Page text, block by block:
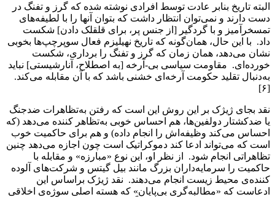
البته تاریخ بنابر عادت توسط افرادی نوشته شده که گرز و تفنگ در
دست دارند و نمی‌توان انتظار داشت که بتوان آنها را با لطیفه‌های
تمسخرآمیز و با گردگیر [از جنس پر، برای قلقلک دادن] شکست
داد. با این حال، همان‌گونه که تاریخ نهیلیزم فعال سوپرچپ‌ها بخوبی
نشان می‌دهد، همان زمان که گرز و تفنگ را برداری، شکست
خورده‌ای. مقاومت سیاسی بی-آرخه [به اصطلاح، آنارشیستی] نباید
به‌دنبال تقلید حکومت آرخه‌ای خشنی باشد که با آن مقابله می‌کند.
[۶]
نقد بجای ژیژک بر این روش این است که رفتن به‌تظاهرات ضدجنگ
یا ضدکشتار دولفین‌ها، هم احساس خوبی به‌تظاهر کننده می‌دهد (که
احساس می‌کند وظیفه‌اش را انجام داده) و هم برای حاکمیت خوب
است که می‌تواند ادعا کند دموکراتیک است چون اجازه می‌دهد چنین
تظاهراتی انجام شود. از نظر او، این نوع «مبارزه» و مقابله با
حاکمیت را سرمایه‌داران بزرگ مانند بیل گیتس و شرکت‌های آلوده
کننده‌ی محیط زیست انجام می‌دهند. نقد ژیژک براساس این
ادعاست که «مطالبه‌گری بی‌پایان» که هسته اصلی سوژه‌ی اخلاقی